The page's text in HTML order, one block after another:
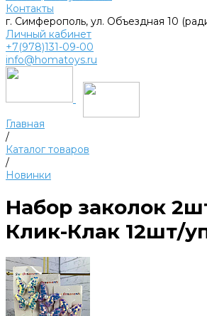
Контакты
г. Симферополь, ул. Объездная 10
Личный кабинет
+7(978)131-09-00
info@homatoys.ru
Главная
/
Каталог товаров
/
Новинки
Набор заколок
Клик-Клак 12шт/